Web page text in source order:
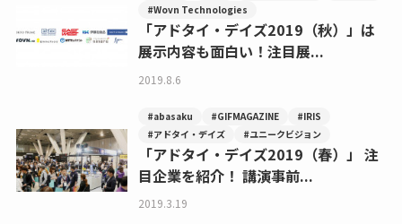
#Wovn Technologies
「アドタイ・デイズ2019（秋）」は
展示内容も面白い！注目展...
2019.8.6
#abasaku #GIFMAGAZINE
#IRIS
#アドタイ・デイズ
#ユニークビジョン
「アドタイ・デイズ2019（春）」 注
目企業を紹介！ 講演事前...
2019.3.19